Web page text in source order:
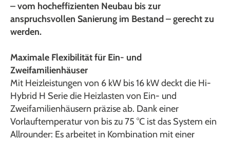
– vom hocheffizienten Neubau bis zur
anspruchsvollen Sanierung im Bestand – gerecht zu
werden.
Maximale Flexibilität für Ein- und
Zweifamilienhäuser
Mit Heizleistungen von 6 kW bis 16 kW deckt die Hi-
Hybrid H Serie die Heizlasten von Ein- und
Zweifamilienhäusern präzise ab. Dank einer
Vorlauftemperatur von bis zu 75 °C ist das System ein
Allrounder: Es arbeitet in Kombination mit einer